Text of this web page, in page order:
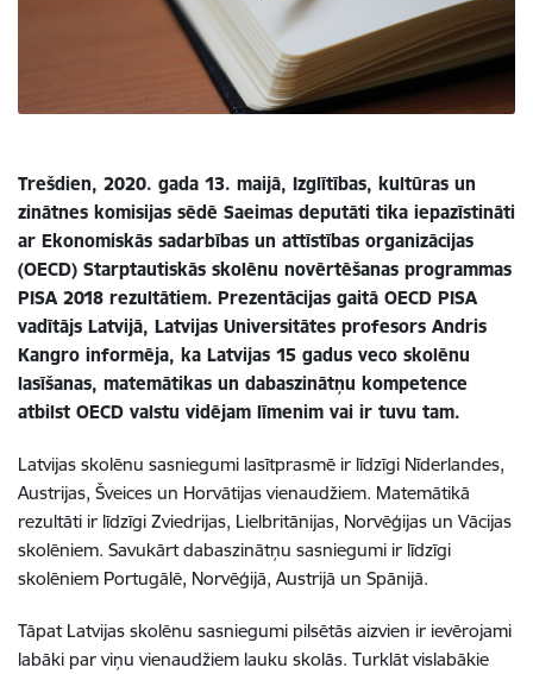
Trešdien, 2020. gada 13. maijā, Izglītības, kultūras un
zinātnes komisijas sēdē Saeimas deputāti tika iepazīstināti
ar Ekonomiskās sadarbības un attīstības organizācijas
(OECD) Starptautiskās skolēnu novērtēšanas programmas
PISA 2018 rezultātiem. Prezentācijas gaitā OECD PISA
vadītājs Latvijā, Latvijas Universitātes profesors Andris
Kangro informēja, ka Latvijas 15 gadus veco skolēnu
lasīšanas, matemātikas un dabaszinātņu kompetence
atbilst OECD valstu vidējam līmenim vai ir tuvu tam.
Latvijas skolēnu sasniegumi lasītprasmē ir līdzīgi Nīderlandes,
Austrijas, Šveices un Horvātijas vienaudžiem. Matemātikā
rezultāti ir līdzīgi Zviedrijas, Lielbritānijas, Norvēģijas un Vācijas
skolēniem. Savukārt dabaszinātņu sasniegumi ir līdzīgi
skolēniem Portugālē, Norvēģijā, Austrijā un Spānijā.
Tāpat Latvijas skolēnu sasniegumi pilsētās aizvien ir ievērojami
labāki par viņu vienaudžiem lauku skolās. Turklāt vislabākie